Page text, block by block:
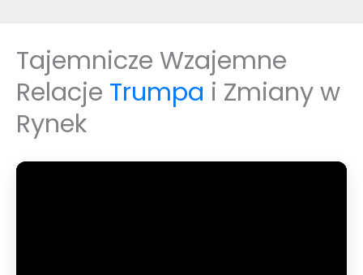
Tajemnicze Wzajemne
Relacje Trumpa i Zmiany w
Rynek